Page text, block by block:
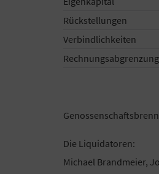
Rückstellungen
Verbindlichkeiten
Die Liquidatoren:
Michael Brandmeier,